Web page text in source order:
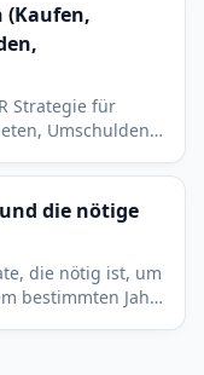
(Kaufen,
Strategie für
Umschulden,
die nötige
die nötig ist, um
bestimmten Jahr